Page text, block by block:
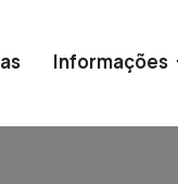
Informações